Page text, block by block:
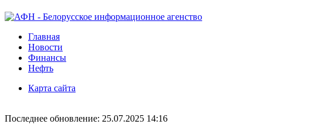
Главная
Новости
Финансы
Нефть
Карта сайта
Последнее обновление: 25.07.2025 14:16